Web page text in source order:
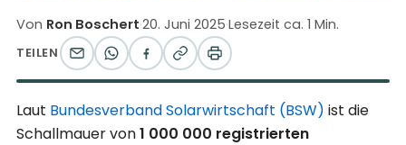
Von Ron Boschert·20. Juni 2025·Lesezeit ca. 1 Min.
TEILEN
Laut Bundesverband Solarwirtschaft (BSW) ist die
Schallmauer von1 000 000 registrierten